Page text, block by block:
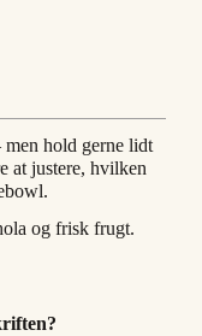
hold gerne lidt
at justere, hvilken
og frisk frugt.